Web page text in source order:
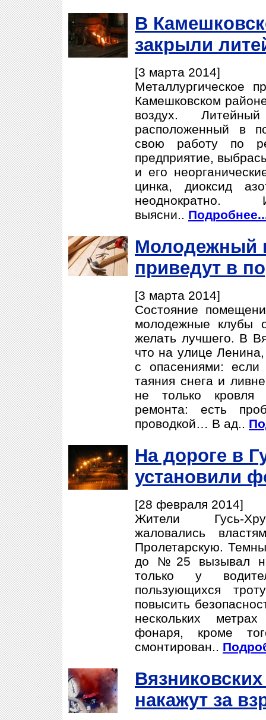
В
закрыли
[3 марта 2014]
Металлургическое
Камешковском
воздух.
расположенный в
свою работу по
предприятие,
и его
цинка, диоксид
выясни..
Молодежный
приведут в
[3 марта 2014]
Состояние
молодежные клубы
желать лучшего. В
что на улице
с опасениями:
таяния снега и
не только кровля
ремонта: есть
проводкой… В ад..
На дороге в
установили
[28 февраля 2014]
Жители Гусь-
жаловались
Пролетарскую.
до №25 вызывал
только у
пользующихся
повысить
нескольких
фонаря, кроме
смонтирован..
накажут за